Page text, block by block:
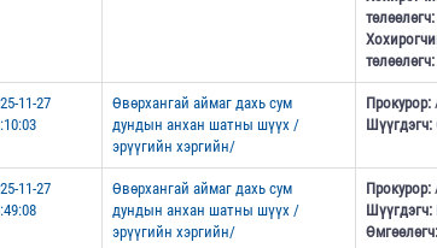
төлөөлөгч:
төлөөлөгч:
11-27
Өвөрхангай аймаг дахь сум
дундын анхан шатны шүүх /
эрүүгийн хэргийн/
Прокурор:
Шүүгдэгч:
11-27
Өвөрхангай аймаг дахь сум
дундын анхан шатны шүүх /
эрүүгийн хэргийн/
Прокурор:
Шүүгдэгч:
Өмгөөлөгч: